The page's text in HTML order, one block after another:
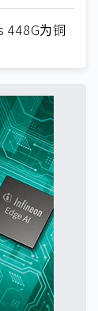
448G为铜